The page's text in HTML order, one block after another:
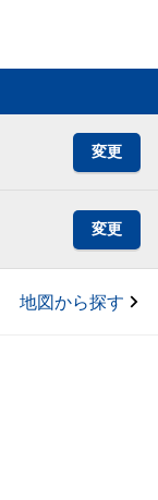
変更
変更
地図から探す